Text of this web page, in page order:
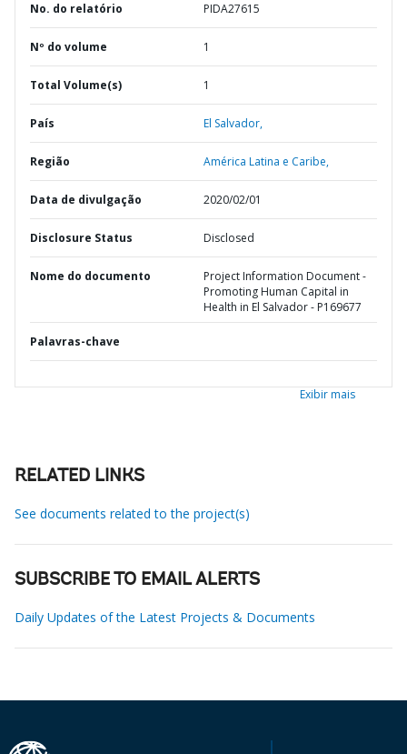
No. do relatório PIDA27615
Nº do volume 1
Total Volume(s) 1
País El Salvador,
Região América Latina e Caribe,
Data de divulgação 2020/02/01
Disclosure Status Disclosed
Nome do documento
Project Information Document -
Promoting Human Capital in
Health in El Salvador - P169677
Palavras-chave
Exibir mais
RELATED LINKS
See documents related to the project(s)
SUBSCRIBE TO EMAIL ALERTS
Daily Updates of the Latest Projects & Documents